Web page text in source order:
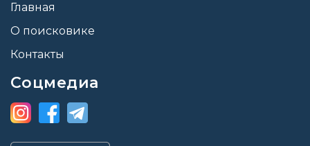
Главная
О поисковике
Контакты
Соцмедиа